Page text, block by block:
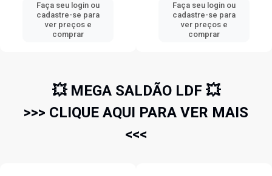
Faça seu login ou
cadastre-se para
ver preços e
comprar
Faça seu login ou
cadastre-se para
ver preços e
comprar
💥 MEGA SALDÃO LDF 💥
>>> CLIQUE AQUI PARA VER MAIS
<<<